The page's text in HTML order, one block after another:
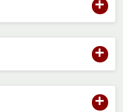
+
+
+